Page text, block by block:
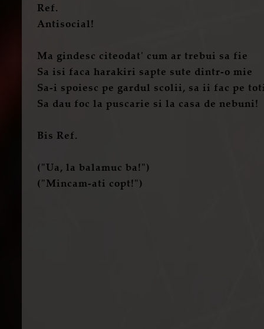
Ref.
Antisocial!
Ma gindesc citeodat' cum ar trebui sa fie
Sa isi faca harakiri sapte sute dintr-o mie
Sa-i spoiesc pe gardul scolii, sa ii fac pe
Sa dau foc la puscarie si la casa de nebuni!
Bis Ref.
("Ua, la balamuc ba!")
("Mincam-ati copt!")